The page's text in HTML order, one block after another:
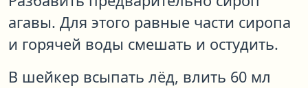
агавы. Для этого равные части сиропа
и горячей воды смешать и остудить.
В шейкер всыпать лёд, влить 60 мл